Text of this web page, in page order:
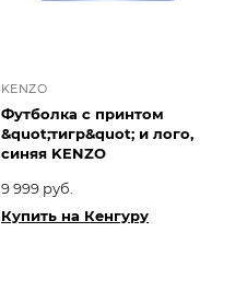
KENZO
Футболка с принтом
&quot;тигр&quot; и лого,
синяя KENZO
9 999 руб.
Купить на Кенгуру